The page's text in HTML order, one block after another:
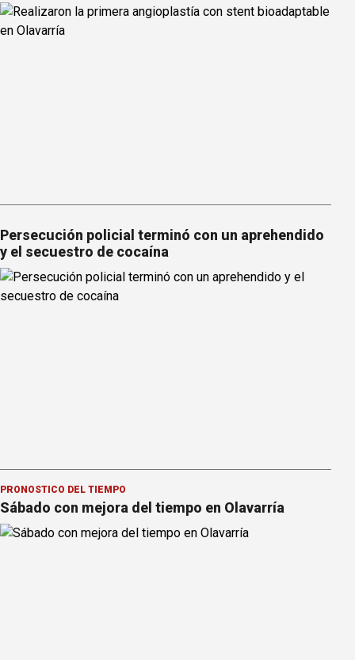
Persecución policial terminó con un aprehendido
y el secuestro de cocaína
PRONOSTICO DEL TIEMPO
Sábado con mejora del tiempo en Olavarría